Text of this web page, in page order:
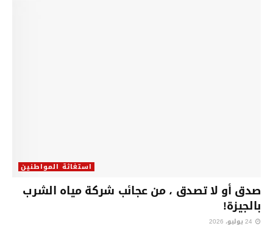
استغاثة المواطنين
صدق أو لا تصدق ، من عجائب شركة مياه الشرب
بالجيزة!